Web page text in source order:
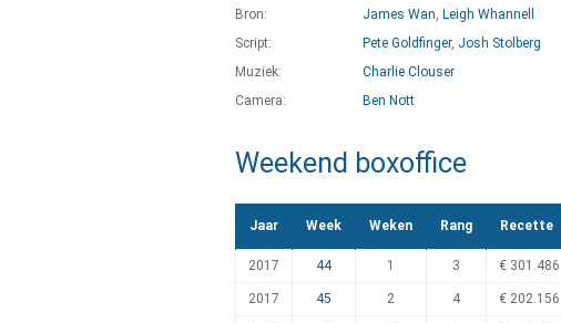
Bron:
James Wan, Leigh Whannell
Script:
Pete Goldfinger, Josh Stolberg
Muziek:
Charlie Clouser
Camera:
Ben Nott
Weekend boxoffice
Jaar Week Weken Rang Recette
2017 44 1 3 € 301.486
2017 45 2 4 € 202.156